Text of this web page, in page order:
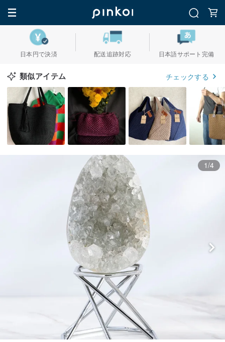
日本円で決済 配送追跡対応 日本語サポート完備
類似アイテム チェックする
1/4